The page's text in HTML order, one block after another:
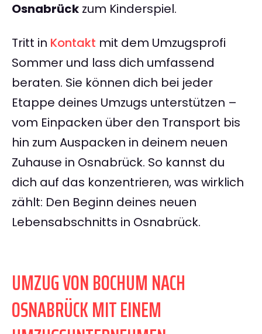
Osnabrück zum Kinderspiel.
Tritt in Kontakt mit dem Umzugsprofi
Sommer und lass dich umfassend
beraten. Sie können dich bei jeder
Etappe deines Umzugs unterstützen –
vom Einpacken über den Transport bis
hin zum Auspacken in deinem neuen
Zuhause in Osnabrück. So kannst du
dich auf das konzentrieren, was wirklich
zählt: Den Beginn deines neuen
Lebensabschnitts in Osnabrück.
UMZUG VON BOCHUM NACH
OSNABRÜCK MIT EINEM